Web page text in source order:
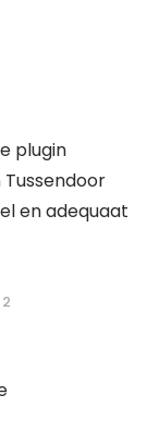
plugin
en adequaat